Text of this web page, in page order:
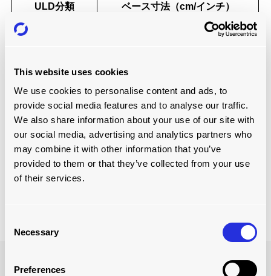
This website uses cookies
We use cookies to personalise content and ads, to
provide social media features and to analyse our traffic.
We also share information about your use of our site with
our social media, advertising and analytics partners who
may combine it with other information that you’ve
provided to them or that they’ve collected from your use
of their services.
Selection
Necessary
Preferences
ULD分類
ベース寸法（cm/インチ）
223.5 x 317.5 / 88 x 125
223.5 x 274.3 / 88 x 108
K
153.4 x 156.2 / 60.4 x 61.5
L
153.4 x 317.5 / 60.4 x 125
M
243.8 x 317.5 / 96 x 125
N
156.2 x 243.8 / 61.5 x 96
P
119.8 x 153.4 / 47 x 60.4
Q
153.4 x 243.8 / 60.4 x 96
R
243.8×497.8／96×196（16フィー